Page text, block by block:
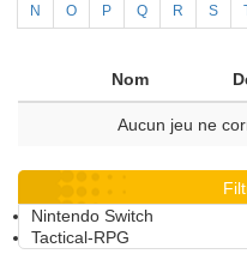
N O P Q R S
Nom
Aucun jeu ne
Nintendo Switch
Tactical-RPG